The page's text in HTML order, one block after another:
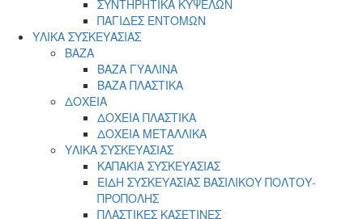
ΣΥΝΤΗΡΗΤΙΚΑ ΚΥΨΕΛΩΝ
ΠΑΓΙΔΕΣ ΕΝΤΟΜΩΝ
ΥΛΙΚΑ ΣΥΣΚΕΥΑΣΙΑΣ
ΒΑΖΑ
ΒΑΖΑ ΓΥΑΛΙΝΑ
ΒΑΖΑ ΠΛΑΣΤΙΚΑ
ΔΟΧΕΙΑ
ΔΟΧΕΙΑ ΠΛΑΣΤΙΚΑ
ΔΟΧΕΙΑ ΜΕΤΑΛΛΙΚΑ
ΥΛΙΚΑ ΣΥΣΚΕΥΑΣΙΑΣ
ΚΑΠΑΚΙΑ ΣΥΣΚΕΥΑΣΙΑΣ
ΕΙΔΗ ΣΥΣΚΕΥΑΣΙΑΣ ΒΑΣΙΛΙΚΟΥ ΠΟΛΤΟΥ-
ΠΡΟΠΟΛΗΣ
ΠΛΑΣΤΙΚΕΣ ΚΑΣΕΤΙΝΕΣ